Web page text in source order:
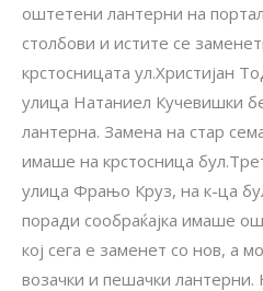
оштетени лантерни на
столбови и истите се
крстосницата ул.Христијан
улица Натаниел Кучевишки
лантерна. Замена на стар
имаше на крстосница
улица Фрањо Круз, на к-ца
поради сообраќајка имаше
кој сега е заменет со нов, а
возачки и пешачки